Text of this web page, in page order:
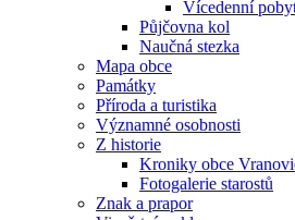
Vícedenní
Půjčovna kol
Naučná stezka
Mapa obce
Památky
Příroda a turistika
Významné osobnosti
Z historie
Kroniky obce
Fotogalerie starostů
Znak a prapor